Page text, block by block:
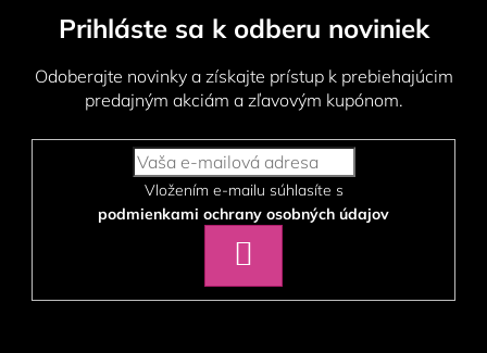
Prihláste sa k odberu noviniek
Odoberajte novinky a získajte prístup k prebiehajúcim
predajným akciám a zľavovým kupónom.
podmienkami ochrany osobných údajov
SA